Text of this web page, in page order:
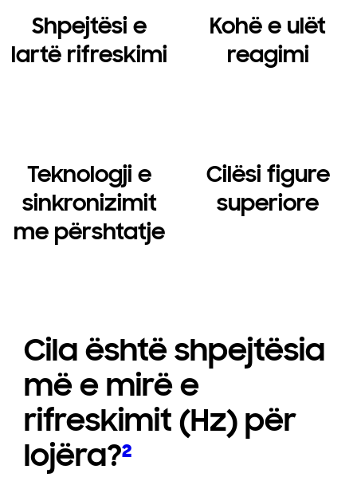
Shpejtësi e
lartë rifreskimi
Kohë e ulët
reagimi
Teknologji e
sinkronizimit
me përshtatje
Cilësi figure
superiore
Cila është shpejtësia
më e mirë e
rifreskimit (Hz) për
lojëra?²